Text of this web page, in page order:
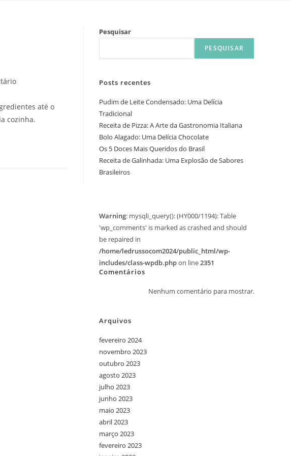
até o
cozinha.
Pesquisar
PESQUISAR
Posts recentes
Pudim de Leite Condensado: Uma Delícia
Tradicional
Receita de Pizza: A Arte da Gastronomia Italiana
Bolo Alagado: Uma Delícia Chocolate
Os 5 Doces Mais Queridos do Brasil
Receita de Galinhada: Uma Explosão de Sabores
Brasileiros
Warning: mysqli_query(): (HY000/1194): Table
'wp_comments' is marked as crashed and should
be repaired in
/home/ledrussocom2024/public_html/wp-
includes/class-wpdb.phpon line2351
Comentários
Nenhum comentário para mostrar.
Arquivos
fevereiro 2024
novembro 2023
outubro 2023
agosto 2023
julho 2023
junho 2023
maio 2023
abril 2023
março 2023
fevereiro 2023